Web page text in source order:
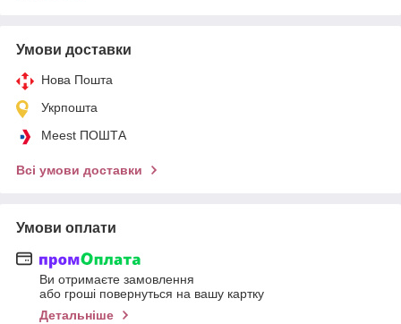
Умови доставки
Нова Пошта
Укрпошта
Meest ПОШТА
Всі умови доставки
Умови оплати
Ви отримаєте замовлення
або гроші повернуться на вашу картку
Детальніше